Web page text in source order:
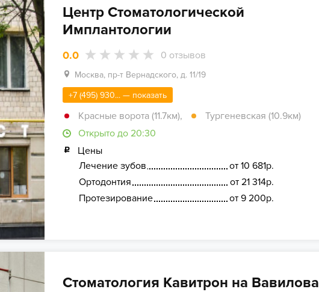
Центр Стоматологической
Имплантологии
0.0 0 отзывов
Москва, пр-т Вернадского, д. 11/19
+7 (495) 930... — показать
Красные ворота (11.7км),
Тургеневская (10.9км)
Открыто до 20:30
Цены
Лечение зубов
от 10 681р.
Ортодонтия
от 21 314р.
Протезирование
от 9 200р.
Стоматология Кавитрон на Вавилова